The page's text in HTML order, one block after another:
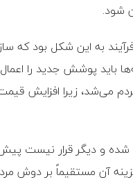
شود.
به این شکل بود که
باید پوشش جدید را
می‌شد، زیرا افزایش
شده و دیگر قرار نیست
آن مستقیماً بر دوش